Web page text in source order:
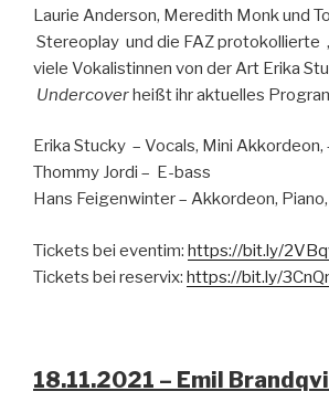
Laurie Anderson, Meredith Monk und
Stereoplay und die FAZ protokollierte
viele Vokalistinnen von der Art Erika
Undercoverheißt ihr aktuelles
Erika Stucky – Vocals, Mini Akkordeon,
Thommy Jordi – E-bass
Hans Feigenwinter – Akkordeon,
Tickets bei eventim: https://bit.ly/
Tickets bei reservix: https://bit.ly/
18.11.2021 – Emil